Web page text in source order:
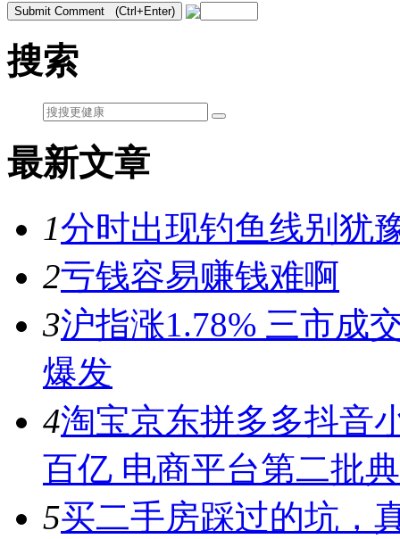
搜索
最新文章
1分时出现钓鱼线别犹
2亏钱容易赚钱难啊
3沪指涨1.78% 三市成
爆发
4淘宝京东拼多多抖音
百亿 电商平台第二批
5买二手房踩过的坑，